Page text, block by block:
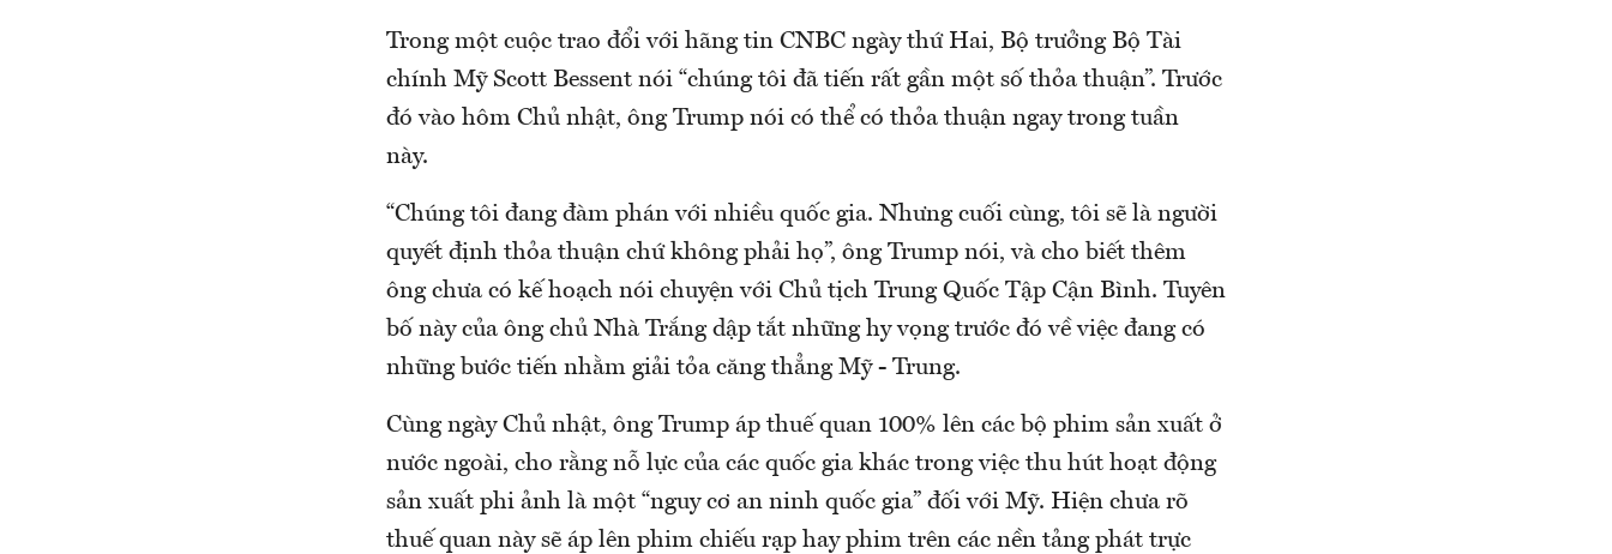
Trong một cuộc trao đổi với hãng tin CNBC ngày thứ Hai, Bộ trưởng Bộ Tài
chính Mỹ Scott Bessent nói “chúng tôi đã tiến rất gần một số thỏa thuận”. Trước
đó vào hôm Chủ nhật, ông Trump nói có thể có thỏa thuận ngay trong tuần
này.
“Chúng tôi đang đàm phán với nhiều quốc gia. Nhưng cuối cùng, tôi sẽ là người
quyết định thỏa thuận chứ không phải họ”, ông Trump nói, và cho biết thêm
ông chưa có kế hoạch nói chuyện với Chủ tịch Trung Quốc Tập Cận Bình. Tuyên
bố này của ông chủ Nhà Trắng dập tắt những hy vọng trước đó về việc đang có
những bước tiến nhằm giải tỏa căng thẳng Mỹ - Trung.
Cùng ngày Chủ nhật, ông Trump áp thuế quan 100% lên các bộ phim sản xuất ở
nước ngoài, cho rằng nỗ lực của các quốc gia khác trong việc thu hút hoạt động
sản xuất phi ảnh là một “nguy cơ an ninh quốc gia” đối với Mỹ. Hiện chưa rõ
thuế quan này sẽ áp lên phim chiếu rạp hay phim trên các nền tảng phát trực